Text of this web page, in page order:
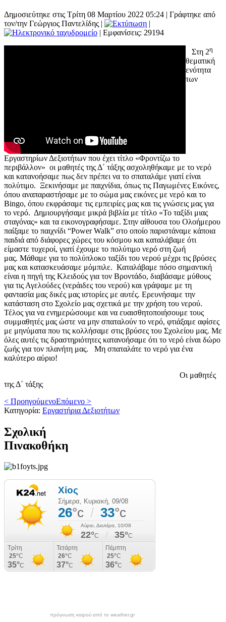
Δημοσιεύτηκε στις Τρίτη 08 Μαρτίου 2022 05:24 | Γράφτηκε από
τον/την Γεώργιος Παντελίδης |
|
| Εμφανίσεις: 29194
Στη 2η
θεματική
ενότητα
των
Εργαστηρίων Δεξιοτήτων που έχει τίτλο «Φροντίζω το
περιβάλλον» οι μαθητές της Δ΄ τάξης ασχοληθήκαμε με το νερό
και κατανοήσαμε πως δεν πρέπει να το σπαταλάμε γιατί είναι
πολύτιμο. Ξεκινήσαμε με παιχνίδια, όπως τις Παγωμένες Εικόνες,
όπου αναπαραστήσαμε με το σώμα μας εικόνες με νερό και το
Bingo, όπου εκφράσαμε τις εμπειρίες μας και τις γνώσεις μας για
το νερό. Δημιουργήσαμε μικρά βιβλία με τίτλο «Το ταξίδι μιας
σταγόνας» και τα εικονογραφήσαμε. Στην αίθουσα του Ολοήμερου
παίξαμε το παιχνίδι “Power Walk” στο οποίο παριστάναμε κάποια
παιδιά από διάφορες χώρες του κόσμου και καταλάβαμε ότι
είμαστε τυχεροί, γιατί έχουμε το πολύτιμο νερό στη ζωή
μας. Μάθαμε για το πολύπλοκο ταξίδι του νερού μέχρι τις βρύσες
μας και κατασκευάσαμε μόμπιλε. Καταλάβαμε πόσο σημαντική
είναι η πηγή της Κλειδούς για τον Βροντάδο, διαβάσαμε μύθους
για τις Αγελούδες (νεράιδες του νερού) και γράψαμε με τη
φαντασία μας δικές μας ιστορίες με αυτές. Ερευνήσαμε την
κατάσταση στο Σχολείο μας σχετικά με την χρήση του νερού.
Τέλος για να ενημερώσουμε και να ευαισθητοποιήσουμε τους
συμμαθητές μας ώστε να μην σπαταλούν το νερό, φτιάξαμε αφίσες
με μηνύματα που τις κολλήσαμε στις βρύσες του Σχολείου μας. Με
όλες αυτές τις δραστηριότητες κατανοήσαμε ότι το νερό είναι δώρο
ζωής για τον πλανήτη μας.
Μη σπαταλάτε το νερό για ένα
καλύτερο αύριο!
Οι μαθητές
της Δ΄ τάξης
< ΠροηγούμενοΕπόμενο >
Κατηγορία: Εργαστήρια Δεξιοτήτων
Σχολική
Πινακοθήκη
πρόγνωση καιρού από το weather.gr